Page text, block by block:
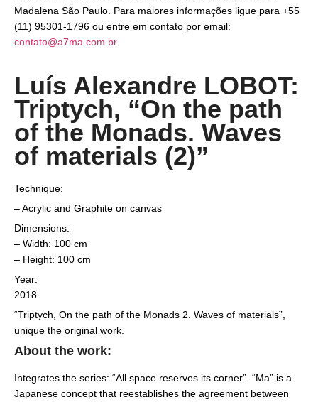
Madalena São Paulo. Para maiores informações ligue para +55
(11) 95301-1796 ou entre em contato por email:
contato@a7ma.com.br
Luís Alexandre LOBOT:
Triptych, “On the path
of the Monads. Waves
of materials (2)”
Technique:
– Acrylic and Graphite on canvas
Dimensions:
– Width: 100 cm
– Height: 100 cm
Year:
2018
“Triptych, On the path of the Monads 2. Waves of materials”,
unique the original work.
About the work:
Integrates the series: “All space reserves its corner”. “Ma” is a
Japanese concept that reestablishes the agreement between